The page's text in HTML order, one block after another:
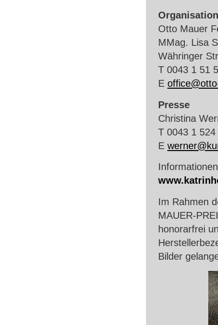
Organisation
Otto Mauer
MMag. Lisa
Währinger
T 0043 1 51
E
Presse
Christina
T 0043 1
E
Im Rahmen
MAUER-
honorarfrei
Bilder